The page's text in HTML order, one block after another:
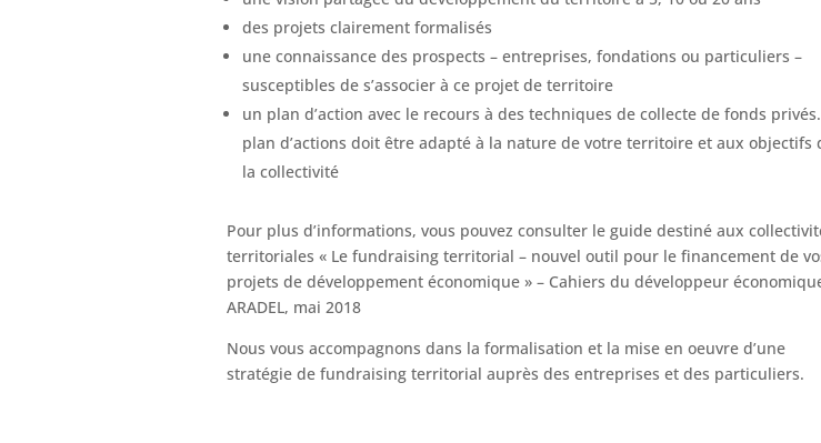
des projets clairement formalisés
une connaissance des prospects – entreprises, fondations ou particuliers –
susceptibles de s’associer à ce projet de territoire
un plan d’action avec le recours à des techniques de collecte de fonds
plan d’actions doit être adapté à la nature de votre territoire et aux objectifs
la collectivité
Pour plus d’informations, vous pouvez consulter le guide destiné aux
territoriales « Le fundraising territorial – nouvel outil pour le financement de
projets de développement économique » – Cahiers du développeur
ARADEL, mai 2018
Nous vous accompagnons dans la formalisation et la mise en oeuvre d’une
stratégie de fundraising territorial auprès des entreprises et des particuliers.